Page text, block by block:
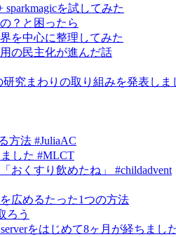
sparkmagicを試してみた
？と困ったら
を中心に整理してみた
の民主化が進んだ話
研究まわりの取り組みを発表しま
方法 #JuliaAC
ました #MLCT
おくすり飲めたね」 #childadvent
広めるたった1つの方法
ろう
をはじめて8ヶ月が経ちまし